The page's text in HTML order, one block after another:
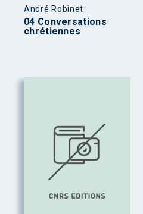
André Robinet
04 Conversations
chrétiennes